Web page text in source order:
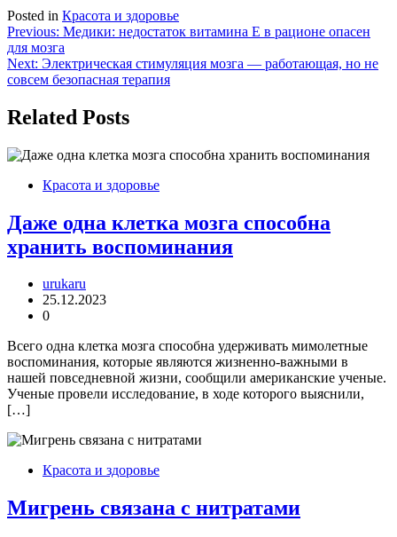
Posted in Красота и здоровье
Навигация
по
записям
Previous: Медики: недостаток витамина Е в рационе опасен
для мозга
Next: Электрическая стимуляция мозга — работающая, но не
совсем безопасная терапия
Related Posts
Красота и здоровье
Даже одна клетка мозга способна
хранить воспоминания
urukaru
25.12.2023
0
Всего одна клетка мозга способна удерживать мимолетные
воспоминания, которые являются жизненно-важными в
нашей повседневной жизни, сообщили американские ученые.
Ученые провели исследование, в ходе которого выяснили,
[…]
Красота и здоровье
Мигрень связана с нитратами